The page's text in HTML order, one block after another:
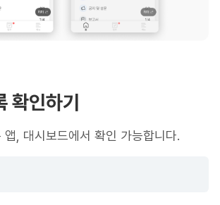
확인하기
앱, 대시보드에서 확인 가능합니다.